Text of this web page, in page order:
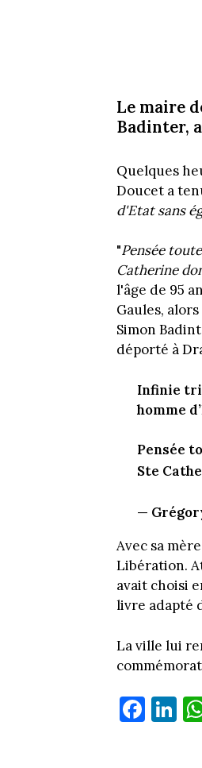
Le maire
Badinter,
Quelques
Doucet a
d'Etat sans
"Pensée
Catherine
l'âge de 95
Gaules,
Simon
déporté à
Infinie
homme
Pensée
Ste
—
Avec sa
Libération.
avait choisi
livre adapté
La ville lui
Fa
ce
Li
nk